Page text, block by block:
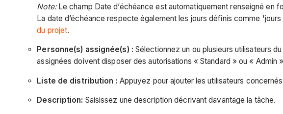
Note:Le champ Date d’échéance est automatiquement renseigné en
La date d’échéance respecte également les jours définis comme
du projet.
Personne(s) assignée(s) : Sélectionnez un ou plusieurs utilisateurs
assignées doivent disposer des autorisations « Standard » ou « Admin
Liste de distribution : Appuyez pour ajouter les utilisateurs
Description: Saisissez une description décrivant davantage la tâche.